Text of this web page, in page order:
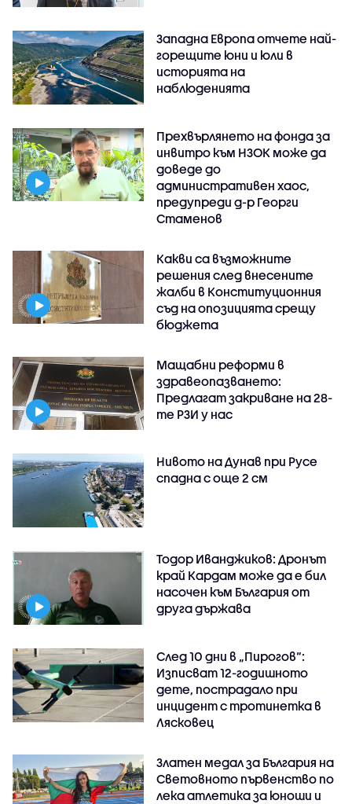
Западна Европа отчете най-
горещите юни и юли в
историята на
наблюденията
Прехвърлянето на фонда за
инвитро към НЗОК може да
доведе до
административен хаос,
предупреди д-р Георги
Стаменов
Какви са възможните
решения след внесените
жалби в Конституционния
съд на опозицията срещу
бюджета
Мащабни реформи в
здравеопазването:
Предлагат закриване на 28-
те РЗИ у нас
Нивото на Дунав при Русе
спадна с още 2 см
Тодор Иванджиков: Дронът
край Кардам може да е бил
насочен към България от
друга държава
След 10 дни в „Пирогов“:
Изписват 12-годишното
дете, пострадало при
инцидент с тротинетка в
Лясковец
Златен медал за България на
Световното първенство по
лека атлетика за юноши и